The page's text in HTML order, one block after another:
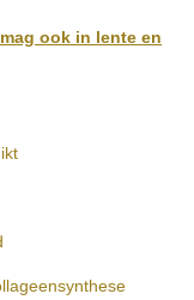
ook in lente en